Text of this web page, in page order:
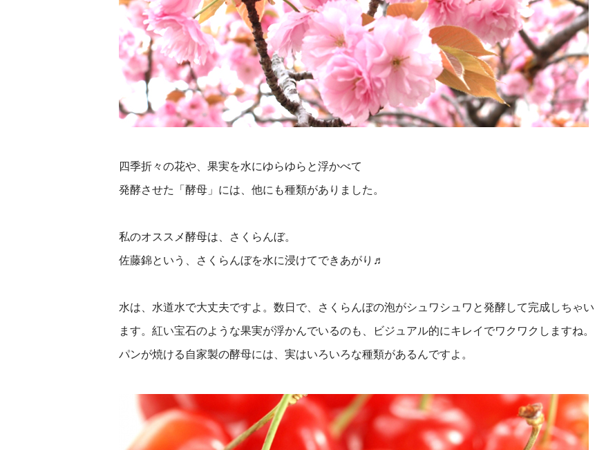
四季折々の花や、果実を水にゆらゆらと浮かべて
発酵させた「酵母」には、他にも種類がありました。
私のオススメ酵母は、さくらんぼ。
佐藤錦という、さくらんぼを水に浸けてできあがり♬
水は、水道水で大丈夫ですよ。数日で、さくらんぼの泡がシュワシュワと発酵して完成しちゃい
ます。紅い宝石のような果実が浮かんでいるのも、ビジュアル的にキレイでワクワクしますね。
パンが焼ける自家製の酵母には、実はいろいろな種類があるんですよ。